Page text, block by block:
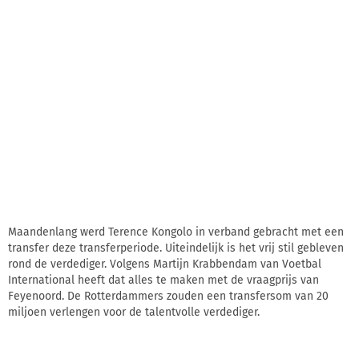
Maandenlang werd Terence Kongolo in verband gebracht met een
transfer deze transferperiode. Uiteindelijk is het vrij stil gebleven
rond de verdediger. Volgens Martijn Krabbendam van Voetbal
International heeft dat alles te maken met de vraagprijs van
Feyenoord. De Rotterdammers zouden een transfersom van 20
miljoen verlengen voor de talentvolle verdediger.